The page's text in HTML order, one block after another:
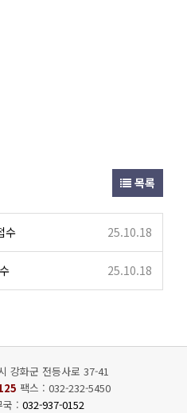
목록
수 25.10.18
25.10.18
강화군 전등사로 37-41
팩스 : 032-232-5450
국 : 032-937-0152